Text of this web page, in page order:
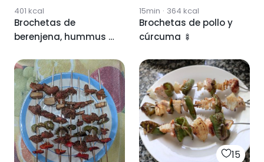
401 kcal
Brochetas de
berenjena, hummus y
15min · 364 kcal
Brochetas de pollo y
cúrcuma 🍢
15